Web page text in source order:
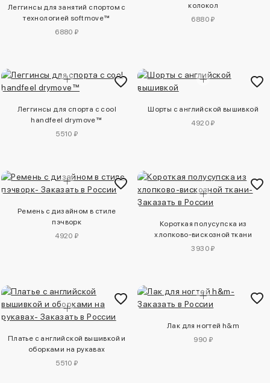
Леггинсы для занятий спортом с
технологией softmove™
6880 ₽
колокол
6880 ₽
Леггинсы для спорта с cool
handfeel drymove™
5510 ₽
Шорты с английской вышивкой
4920 ₽
Ремень с дизайном в стиле
пэчворк
4920 ₽
Короткая полусупска из
хлопково-вискозной ткани
3930 ₽
Платье с английской вышивкой и
оборками на рукавах
5510 ₽
Лак для ногтей h&m
990 ₽